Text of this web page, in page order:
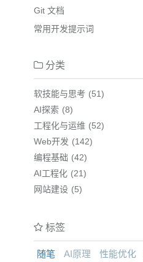
Git 文档
常用开发提示词
分类
软技能与思考
51
AI探索
8
工程化与运维
52
Web开发
142
编程基础
42
AI工程化
21
网站建设
5
标签
随笔 AI原理 性能优化